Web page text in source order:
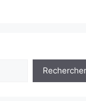
Rechercher